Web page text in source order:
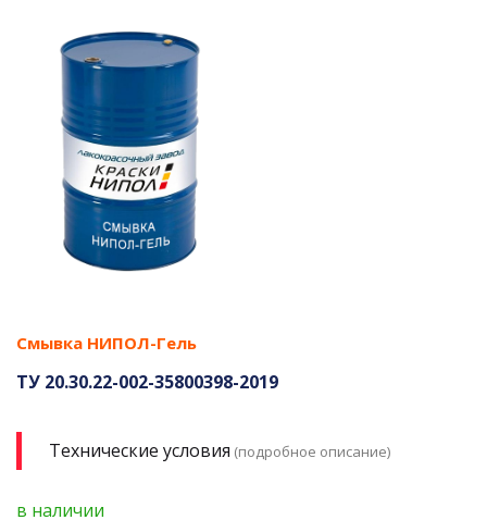
Смывка НИПОЛ-Гель
ТУ 20.30.22-002-35800398-2019
Технические условия (подробное описание)
в наличии